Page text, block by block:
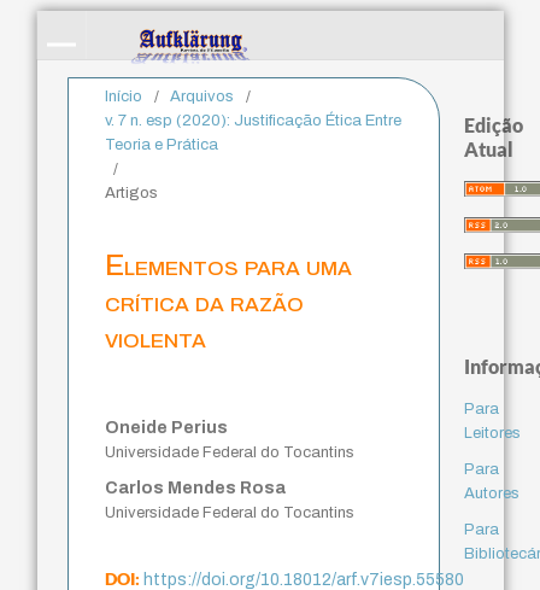
Início / Arquivos
/
v. 7 n. esp (2020): Justificação Ética Entre
Teoria e Prática
/
Artigos
Elementos para uma
crítica da razão
violenta
Oneide Perius
Universidade Federal do Tocantins
Carlos Mendes Rosa
Universidade Federal do Tocantins
DOI:https://doi.org/10.18012/arf.v7iesp.55580
Edição
Atual
Para
Leitores
Para
Autores
Para